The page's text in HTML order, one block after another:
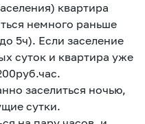
квартира
немного раньше
5ч). Если заселение
суток и квартира уже
заселиться ночью,
сутки.